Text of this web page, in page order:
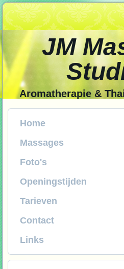
JM
Aromatherapie &
Home
Massages
Foto's
Openingstijden
Tarieven
Contact
Links